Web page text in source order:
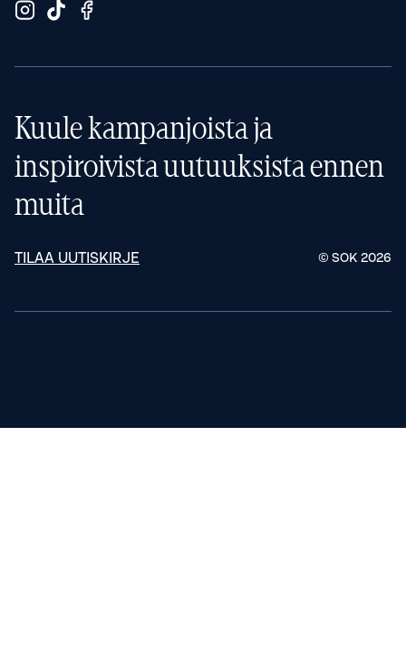
Kuule kampanjoista ja
inspiroivista uutuuksista ennen
muita
TILAA UUTISKIRJE © SOK 2026